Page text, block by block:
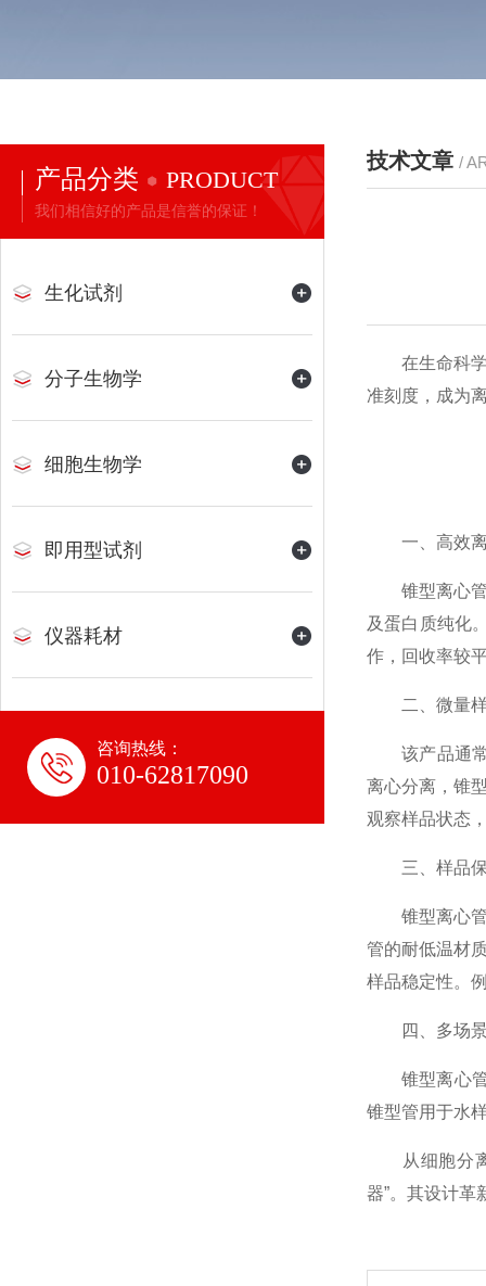
产品分类 PRODUCT
我们相信好的产品是信誉的保证！
生化试剂
分子生物学
细胞生物学
即用型试剂
仪器耗材
咨询热线：
010-62817090
技术文章 /
在生命科学
准刻度，成为
一、高效离
锥型离心管
及蛋白质纯化
作，回收率较
二、微量样
该产品通常
离心分离，锥
观察样品状态
三、样品保
锥型离心管
管的耐低温材
样品稳定性。
四、多场景
锥型离心管
锥型管用于水
从细胞分离
器”。其设计革